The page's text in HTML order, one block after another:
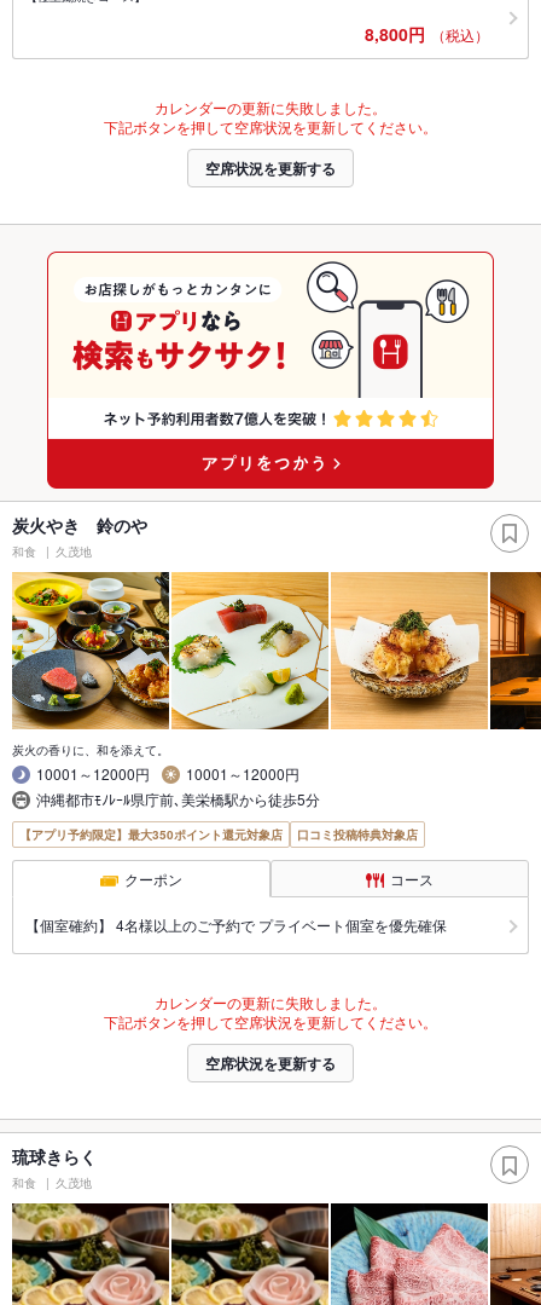
8,800円 （税込）
カレンダーの更新に失敗しました。
下記ボタンを押して空席状況を更新してください。
空席状況を更新する
炭火やき 鈴のや
和食 久茂地
炭火の香りに、和を添えて。
10001～12000円
10001～12000円
沖縄都市ﾓﾉﾚｰﾙ県庁前､美栄橋駅から徒歩5分
【アプリ予約限定】最大350ポイント還元対象店 口コミ投稿特典対象店
クーポン コース
【個室確約】 4名様以上のご予約で プライベート個室を優先確保
カレンダーの更新に失敗しました。
下記ボタンを押して空席状況を更新してください。
空席状況を更新する
琉球きらく
和食 久茂地